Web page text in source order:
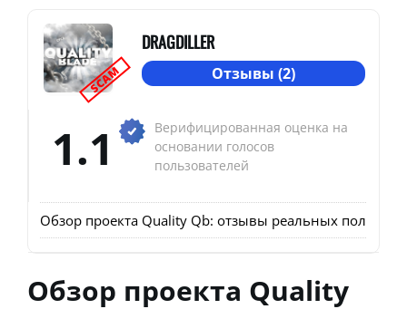
SCAM
DRAGDILLER
Отзывы (2)
1.1
Верифицированная оценка на
основании голосов
пользователей
Обзор проекта Quality Qb: отзывы реальных
Обзор проекта Quality